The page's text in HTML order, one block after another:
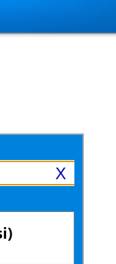
X